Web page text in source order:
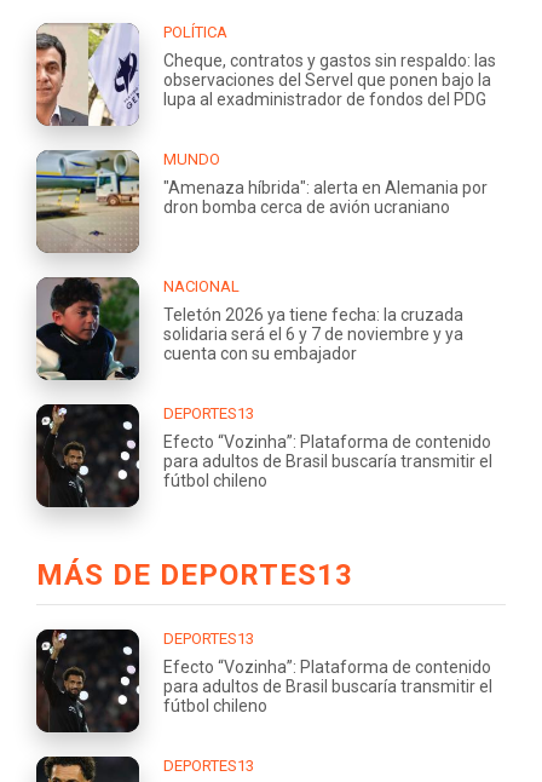
POLÍTICA
Cheque, contratos y gastos sin respaldo: las
observaciones del Servel que ponen bajo la
lupa al exadministrador de fondos del PDG
MUNDO
"Amenaza híbrida": alerta en Alemania por
dron bomba cerca de avión ucraniano
NACIONAL
Teletón 2026 ya tiene fecha: la cruzada
solidaria será el 6 y 7 de noviembre y ya
cuenta con su embajador
DEPORTES13
Efecto “Vozinha”: Plataforma de contenido
para adultos de Brasil buscaría transmitir el
fútbol chileno
MÁS DE DEPORTES13
DEPORTES13
Efecto “Vozinha”: Plataforma de contenido
para adultos de Brasil buscaría transmitir el
fútbol chileno
DEPORTES13